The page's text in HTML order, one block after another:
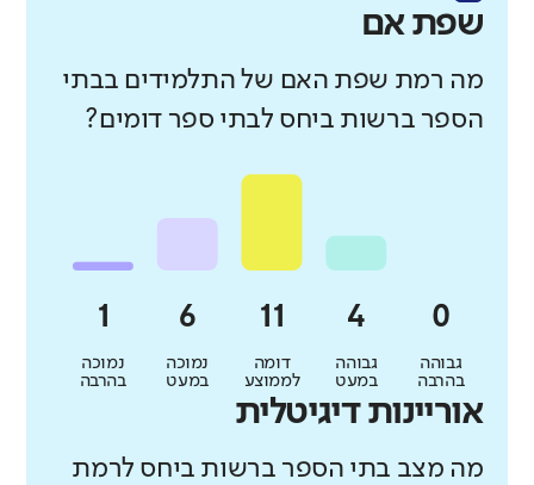
שפת אם
מה רמת שפת האם של התלמידים בבתי
הספר ברשות ביחס לבתי ספר דומים?
גבוהה
בהרבה
גבוהה
במעט
דומה
לממוצע
נמוכה
במעט
נמוכה
בהרבה
אוריינות דיגיטלית
מה מצב בתי הספר ברשות ביחס לרמת